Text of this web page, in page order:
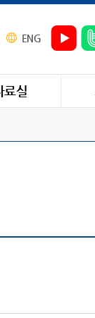
ENG
료실